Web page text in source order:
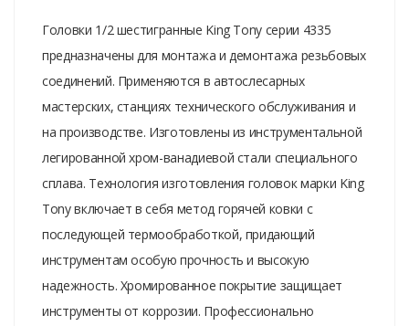
Головки 1/2 шестигранные King Tony серии 4335
предназначены для монтажа и демонтажа резьбовых
соединений. Применяются в автослесарных
мастерских, станциях технического обслуживания и
на производстве. Изготовлены из инструментальной
легированной хром-ванадиевой стали специального
сплава. Технология изготовления головок марки King
Tony включает в себя метод горячей ковки с
последующей термообработкой, придающий
инструментам особую прочность и высокую
надежность. Хромированное покрытие защищает
инструменты от коррозии. Профессионально